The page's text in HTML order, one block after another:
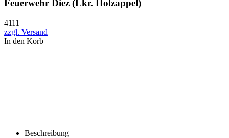
Feuerwehr Diez (Lkr. Holzappel)
4111
zzgl. Versand
In den Korb
Beschreibung